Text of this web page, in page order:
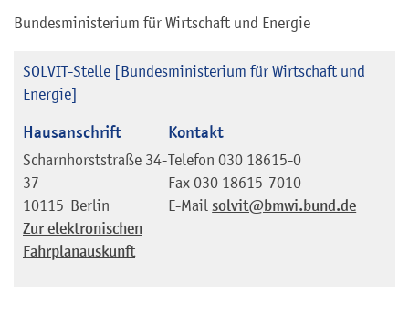
Bundesministerium für Wirtschaft und Energie
SOLVIT-Stelle [Bundesministerium für Wirtschaft und
Energie]
Hausanschrift
Scharnhorststraße 34-
37
10115 Berlin
Zur elektronischen
Fahrplanauskunft
Kontakt
Telefon 030 18615-0
Fax 030 18615-7010
E-Mail solvit@bmwi.bund.de